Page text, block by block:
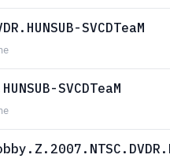
SVCDTeaM
SVCDTeaM